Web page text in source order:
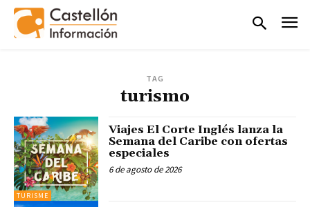
TAG
turismo
TURISME
Viajes El Corte Inglés lanza la
Semana del Caribe con ofertas
especiales
6 de agosto de 2026